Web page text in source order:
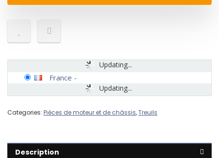
Updating...
Updating...
France -
Categories: Pièces de moteur et de châssis,Treuils
Description